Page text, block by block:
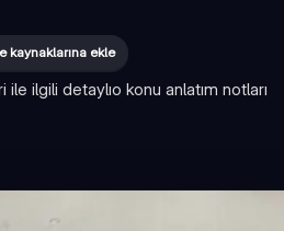
kaynaklarına ekle
ilgili detaylıo konu anlatım notları